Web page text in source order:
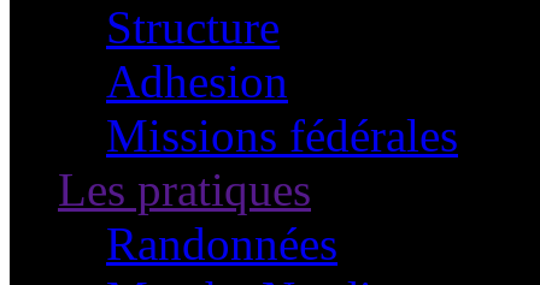
Structure
Adhesion
Missions fédérales
Les pratiques
Randonnées